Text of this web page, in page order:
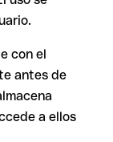
una
y, en caso
Esta
importes
con el
antes de
a ellos